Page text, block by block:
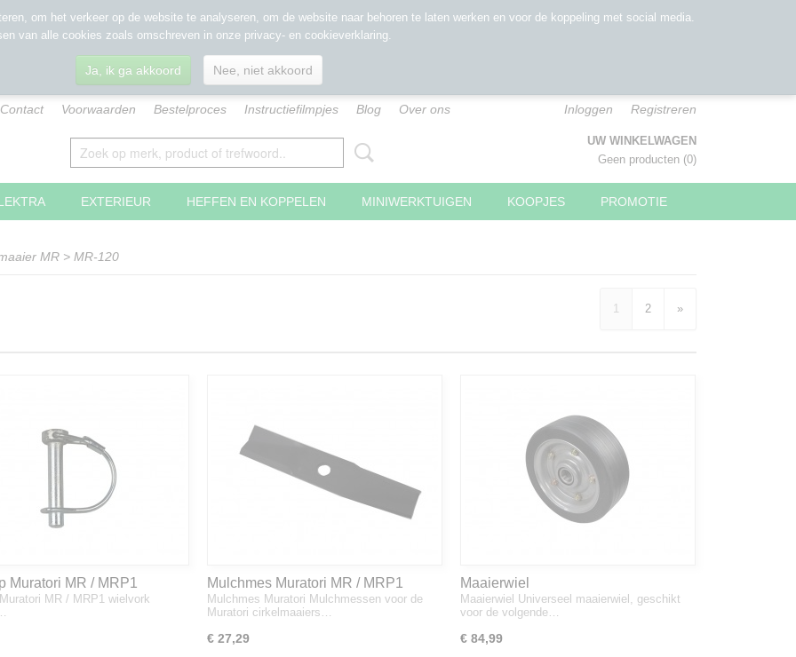
Contact Voorwaarden Bestelproces Instructiefilmpjes Blog Over ons Inloggen Registreren
UW WINKELWAGEN
Geen producten (0)
EXTERIEUR HEFFEN EN KOPPELEN MINIWERKTUIGEN KOOPJES PROMOTIE
MR > MR-120
1 2 »
Muratori MR / MRP1
MR / MRP1 wielvork
Mulchmes Muratori MR / MRP1
Mulchmes Muratori Mulchmessen voor de
Muratori cirkelmaaiers…
€ 27,29
Maaierwiel
Maaierwiel Universeel maaierwiel, geschikt
voor de volgende…
€ 84,99
om het verkeer op de website te analyseren, om de website naar behoren te laten werken en voor de koppeling met social media.
van alle cookies zoals omschreven in onze privacy- en cookieverklaring.
Ja, ik ga akkoord Nee, niet akkoord